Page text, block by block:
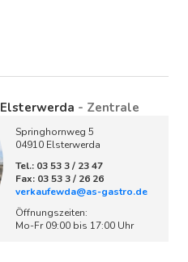
Elsterwerda - Zentrale
Springhornweg 5
04910 Elsterwerda
Tel.: 03 53 3 / 23 47
Fax: 03 53 3 / 26 26
verkaufewda@as-gastro.de
Öffnungszeiten:
Mo-Fr 09:00 bis 17:00 Uhr